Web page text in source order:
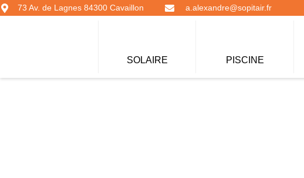
73 Av. de Lagnes 84300 Cavaillon a.alexandre@sopitair.fr
SOLAIRE PISCINE